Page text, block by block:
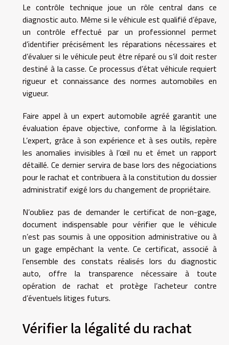
Le contrôle technique joue un rôle central dans ce
diagnostic auto. Même si le véhicule est qualifié d’épave,
un contrôle effectué par un professionnel permet
d’identifier précisément les réparations nécessaires et
d’évaluer si le véhicule peut être réparé ou s’il doit rester
destiné à la casse. Ce processus d’état véhicule requiert
rigueur et connaissance des normes automobiles en
vigueur.
Faire appel à un expert automobile agréé garantit une
évaluation épave objective, conforme à la législation.
L’expert, grâce à son expérience et à ses outils, repère
les anomalies invisibles à l’œil nu et émet un rapport
détaillé. Ce dernier servira de base lors des négociations
pour le rachat et contribuera à la constitution du dossier
administratif exigé lors du changement de propriétaire.
N’oubliez pas de demander le certificat de non-gage,
document indispensable pour vérifier que le véhicule
n’est pas soumis à une opposition administrative ou à
un gage empêchant la vente. Ce certificat, associé à
l’ensemble des constats réalisés lors du diagnostic
auto, offre la transparence nécessaire à toute
opération de rachat et protège l’acheteur contre
d’éventuels litiges futurs.
Vérifier la légalité du rachat